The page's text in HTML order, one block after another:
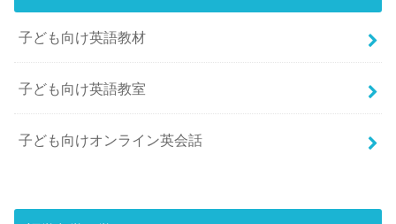
子ども向け英語教材
子ども向け英語教室
子ども向けオンライン英会話